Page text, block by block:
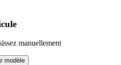
manuellement
modèle